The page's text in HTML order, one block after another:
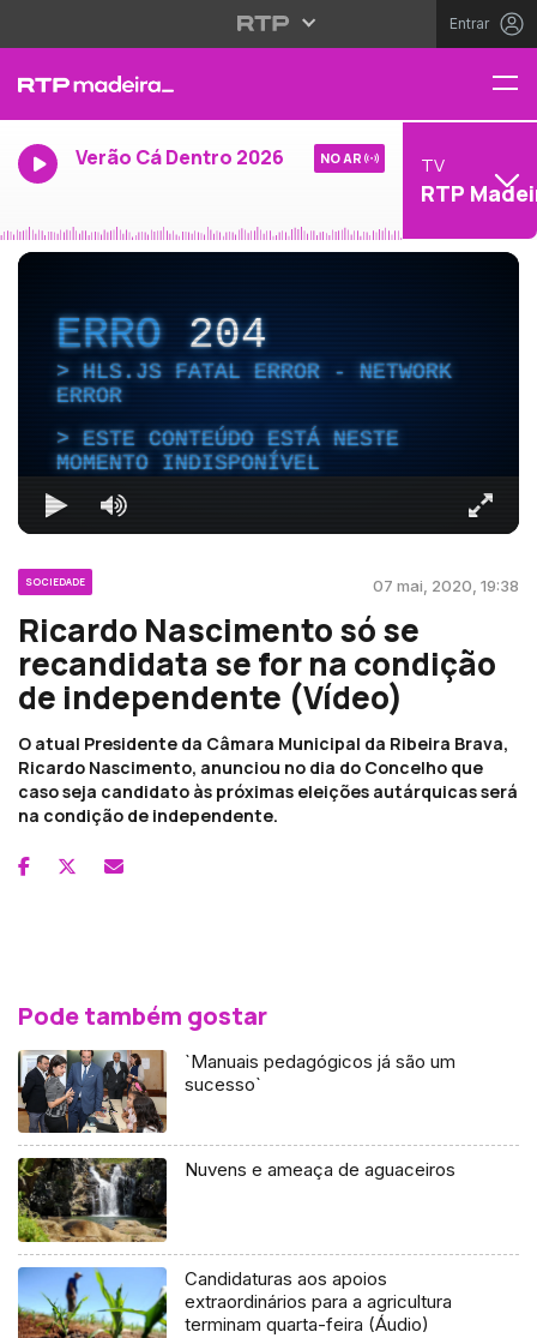
Entrar
Verão Cá Dentro 2026 NO AR TV
RTP
ERRO204
HLS.JS FATAL ERROR - NETWORK
ERROR
ESTE CONTEÚDO ESTÁ NESTE
MOMENTO INDISPONÍVEL
SOCIEDADE 07 mai, 2020, 19:38
Ricardo Nascimento só se
recandidata se for na condição
de independente (Vídeo)
O atual Presidente da Câmara Municipal da Ribeira Brava,
Ricardo Nascimento, anunciou no dia do Concelho que
caso seja candidato às próximas eleições autárquicas será
na condição de independente.
Pode também gostar
`Manuais pedagógicos já são um
sucesso`
Nuvens e ameaça de aguaceiros
Candidaturas aos apoios
extraordinários para a agricultura
terminam quarta-feira (Áudio)